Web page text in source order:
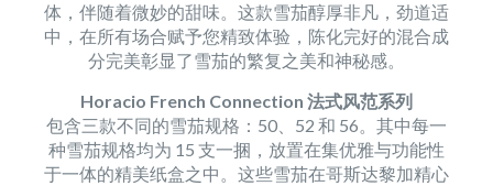
体，伴随着微妙的甜味。这款雪茄醇厚非凡，劲道适
中，在所有场合赋予您精致体验，陈化完好的混合成
分完美彰显了雪茄的繁复之美和神秘感。
Horacio French Connection 法式风范系列
包含三款不同的雪茄规格：50、52 和 56。其中每一
种雪茄规格均为 15 支一捆，放置在集优雅与功能性
于一体的精美纸盒之中。这些雪茄在哥斯达黎加精心